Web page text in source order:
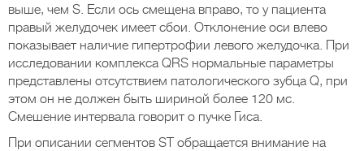
выше, чем S. Если ось смещена вправо, то у пациента
правый желудочек имеет сбои. Отклонение оси влево
показывает наличие гипертрофии левого желудочка. При
исследовании комплекса QRS нормальные параметры
представлены отсутствием патологического зубца Q, при
этом он не должен быть шириной более 120 мс.
Смешение интервала говорит о пучке Гиса.
При описании сегментов ST обращается внимание на